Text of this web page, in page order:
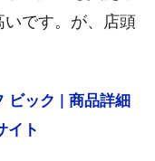
です。が、店頭
ビック | 商品詳細
イト